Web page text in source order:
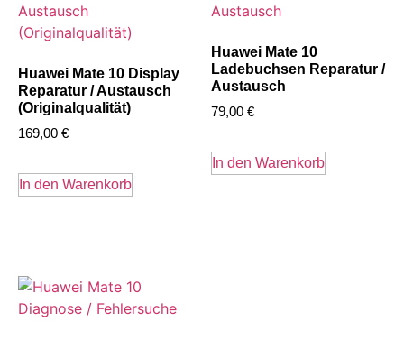
Huawei Mate 10 Display
Reparatur / Austausch
(Originalqualität)
169,00 €
In den Warenkorb
Huawei Mate 10
Ladebuchsen Reparatur /
Austausch
79,00 €
In den Warenkorb